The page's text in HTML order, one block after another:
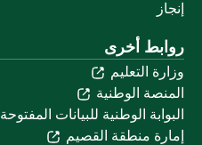
إنجاز
روابط أخرى
وزارة التعليم
المنصة الوطنية
البوابة الوطنية للبيانات المفتوحة
إمارة منطقة القصيم